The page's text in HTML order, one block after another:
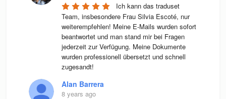
Ich kann das traduset
Team, insbesondere Frau Silvia Escoté, nur
weiterempfehlen! Meine E-Mails wurden sofort
beantwortet und man stand mir bei Fragen
jederzeit zur Verfügung. Meine Dokumente
wurden professionell übersetzt und schnell
zugesandt!
Alan Barrera
8 years ago